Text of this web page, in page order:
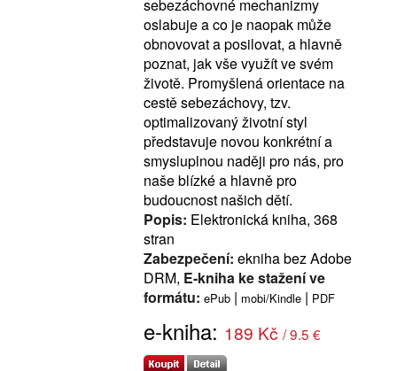
sebezáchovné mechanizmy
oslabuje a co je naopak může
obnovovat a posilovat, a hlavně
poznat, jak vše využít ve svém
životě. Promyšlená orientace na
cestě sebezáchovy, tzv.
optimalizovaný životní styl
představuje novou konkrétní a
smysluplnou naději pro nás, pro
naše blízké a hlavně pro
budoucnost našich dětí.
Popis: Elektronická kniha, 368
stran
Zabezpečení: ekniha bez Adobe
DRM, E-kniha ke stažení ve
formátu: ePub | mobi/Kindle | PDF
e-kniha: 189 Kč / 9.5 €